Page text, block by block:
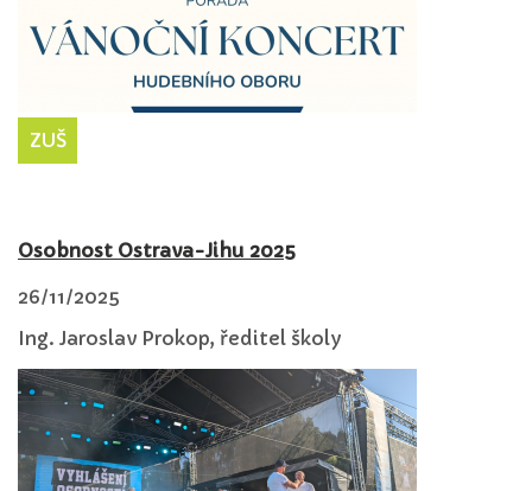
ZUŠ
Osobnost Ostrava-Jihu 2025
26/11/2025
Ing. Jaroslav Prokop, ředitel školy